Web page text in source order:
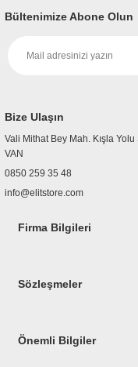
Görüş ve önerileriniz için
Ürün resmi kalitesiz,
Bültenimize Abone Olun
Bize Ulaşın
Vali Mithat Bey Mah. Kışla
VAN
0850 259 35 48
info@elitstore.com
Firma Bilgileri
Sözleşmeler
Önemli Bilgiler